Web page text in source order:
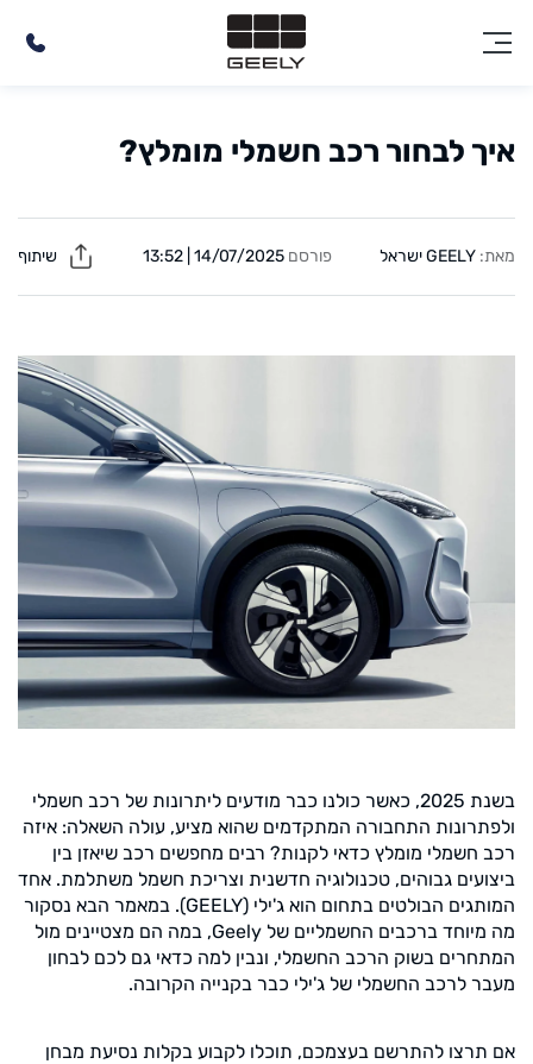
איך לבחור רכב חשמלי מומלץ?
מאת: GEELY ישראל פורסם 14/07/2025 | 13:52
בשנת 2025, כאשר כולנו כבר מודעים ליתרונות של רכב חשמלי
ולפתרונות התחבורה המתקדמים שהוא מציע, עולה השאלה: איזה
רכב חשמלי מומלץ כדאי לקנות? רבים מחפשים רכב שיאזן בין
ביצועים גבוהים, טכנולוגיה חדשנית וצריכת חשמל משתלמת. אחד
המותגים הבולטים בתחום הוא ג'ילי (GEELY). במאמר הבא נסקור
מה מיוחד ברכבים החשמליים של Geely, במה הם מצטיינים מול
המתחרים בשוק הרכב החשמלי, ונבין למה כדאי גם לכם לבחון
מעבר לרכב החשמלי של ג'ילי כבר בקנייה הקרובה.
אם תרצו להתרשם בעצמכם, תוכלו לקבוע בקלות נסיעת מבחן